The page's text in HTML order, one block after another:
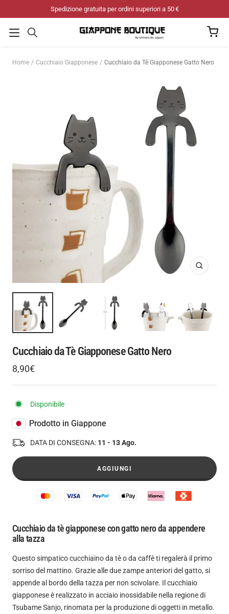
al
contenuto
Spedizione gratuita per ordini superiori a 50 €
Home Cucchiaio Giapponese Cucchiaio da Tè Giapponese Gatto Nero
Cucchiaio da Tè Giapponese Gatto Nero
Prezzo
di
vendita
8,90€
Disponibile
Prodotto in Giappone
DATA DI CONSEGNA: 11 - 13 Ago.
AGGIUNGI
Cucchiaio da tè giapponese con gatto nero da appendere
alla tazza
Questo simpatico cucchiaino da tè o da caffè ti regalerà il primo
sorriso del mattino. Grazie alle due zampe anteriori del gatto, si
appende al bordo della tazza per non scivolare. Il cucchiaio
giapponese è realizzato in acciaio inossidabile nella regione di
Tsubame Sanjo, rinomata per la produzione di oggetti in metallo.